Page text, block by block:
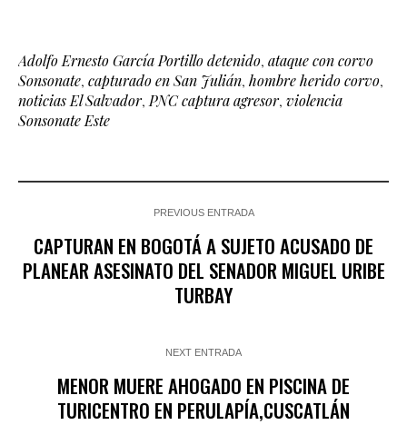
Adolfo Ernesto García Portillo detenido, ataque con corvo
Sonsonate, capturado en San Julián, hombre herido corvo,
noticias El Salvador, PNC captura agresor, violencia
Sonsonate Este
PREVIOUS ENTRADA
CAPTURAN EN BOGOTÁ A SUJETO ACUSADO DE
PLANEAR ASESINATO DEL SENADOR MIGUEL URIBE
TURBAY
NEXT ENTRADA
MENOR MUERE AHOGADO EN PISCINA DE
TURICENTRO EN PERULAPÍA,CUSCATLÁN